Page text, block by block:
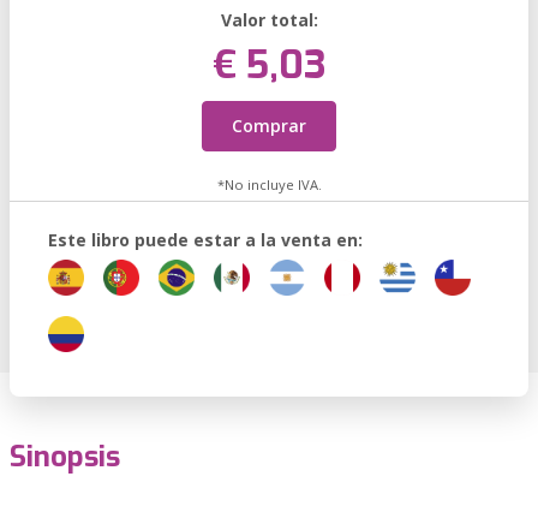
Valor total:
€ 5,03
Comprar
*No incluye IVA.
Este libro puede estar a la venta en:
Sinopsis